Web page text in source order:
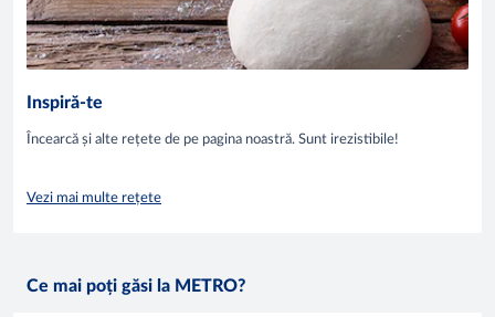
Inspiră-te
Încearcă și alte rețete de pe pagina noastră. Sunt irezistibile!
Vezi mai multe rețete
Ce mai poți găsi la METRO?